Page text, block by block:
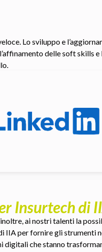
Lo sviluppo e
delle soft skills
Insurtech di
ai nostri talenti la
IIA per fornire gli strumenti
digitali che stanno